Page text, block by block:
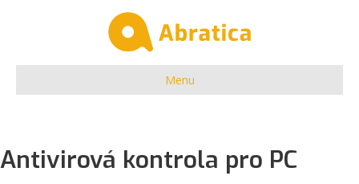
Menu
Antivirová kontrola pro PC